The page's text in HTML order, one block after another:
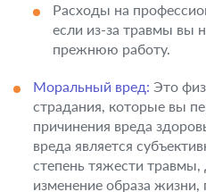
Расходы на
если из-за травмы вы
прежнюю работу.
Моральный вред: Это
страдания, которые вы
причинения вреда
вреда является
степень тяжести травмы,
изменение образа жизни,